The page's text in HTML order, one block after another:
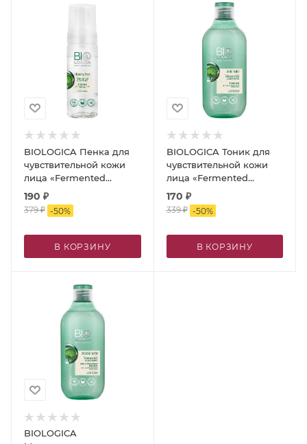
BIOLOGICA Пенка для
чувствительной кожи
лица «Fermented
cleansing»/«Ферментированное
очищение», 150 мл
190 ₽
379₽ -50%
В КОРЗИНУ
BIOLOGICA Тоник для
чувствительной кожи
лица «Fermented
cleansing»/
очищение», 300 мл
170 ₽
339₽ -50%
В КОРЗИНУ
BIOLOGICA